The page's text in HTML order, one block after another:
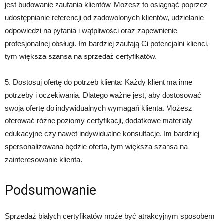
jest budowanie zaufania klientów. Możesz to osiągnąć poprzez
udostępnianie referencji od zadowolonych klientów, udzielanie
odpowiedzi na pytania i wątpliwości oraz zapewnienie
profesjonalnej obsługi. Im bardziej zaufają Ci potencjalni klienci,
tym większa szansa na sprzedaż certyfikatów.
5. Dostosuj ofertę do potrzeb klienta: Każdy klient ma inne
potrzeby i oczekiwania. Dlatego ważne jest, aby dostosować
swoją ofertę do indywidualnych wymagań klienta. Możesz
oferować różne poziomy certyfikacji, dodatkowe materiały
edukacyjne czy nawet indywidualne konsultacje. Im bardziej
spersonalizowana będzie oferta, tym większa szansa na
zainteresowanie klienta.
Podsumowanie
Sprzedaż białych certyfikatów może być atrakcyjnym sposobem